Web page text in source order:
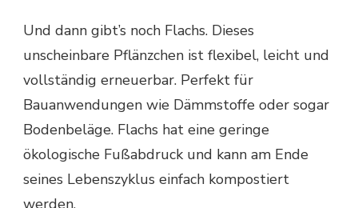
Und dann gibt’s noch Flachs. Dieses
unscheinbare Pflänzchen ist flexibel, leicht und
vollständig erneuerbar. Perfekt für
Bauanwendungen wie Dämmstoffe oder sogar
Bodenbeläge. Flachs hat eine geringe
ökologische Fußabdruck und kann am Ende
seines Lebenszyklus einfach kompostiert
werden.